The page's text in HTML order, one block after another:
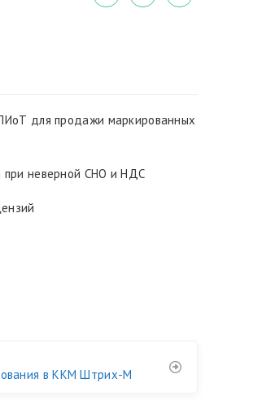
для продажи маркированных
при неверной СНО и НДС
в ККМ Штрих-М